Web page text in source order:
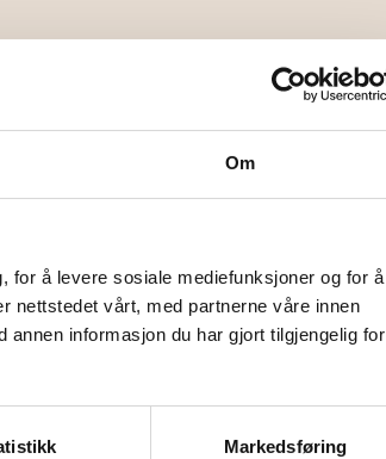
Om
for å levere sosiale mediefunksjoner og for å
nettstedet vårt, med partnerne våre innen
informasjon du har gjort tilgjengelig for
Markedsføring